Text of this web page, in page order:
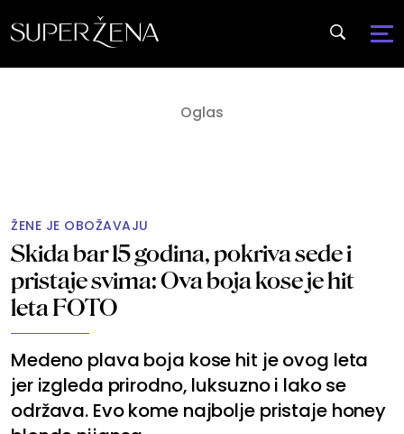
ŽENE JE OBOŽAVAJU
Skida bar 15 godina, pokriva sede i
pristaje svima: Ova boja kose je hit
leta FOTO
Medeno plava boja kose hit je ovog leta
jer izgleda prirodno, luksuzno i lako se
održava. Evo kome najbolje pristaje honey